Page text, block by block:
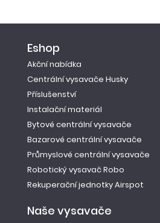
Eshop
Akční nabídka
Centrální vysavače Husky
Příslušenství
Instalační materiál
Bytové centrální vysavače
Bazarové centrální vysavače
Průmyslové centrální vysavače
Robotický vysavač Robo
Rekuperační jednotky Airspot
Naše vysavače